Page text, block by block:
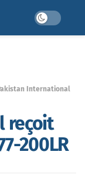
International
reçoit
200LR